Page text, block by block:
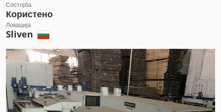
Состојба
Користено
Локација
Sliven